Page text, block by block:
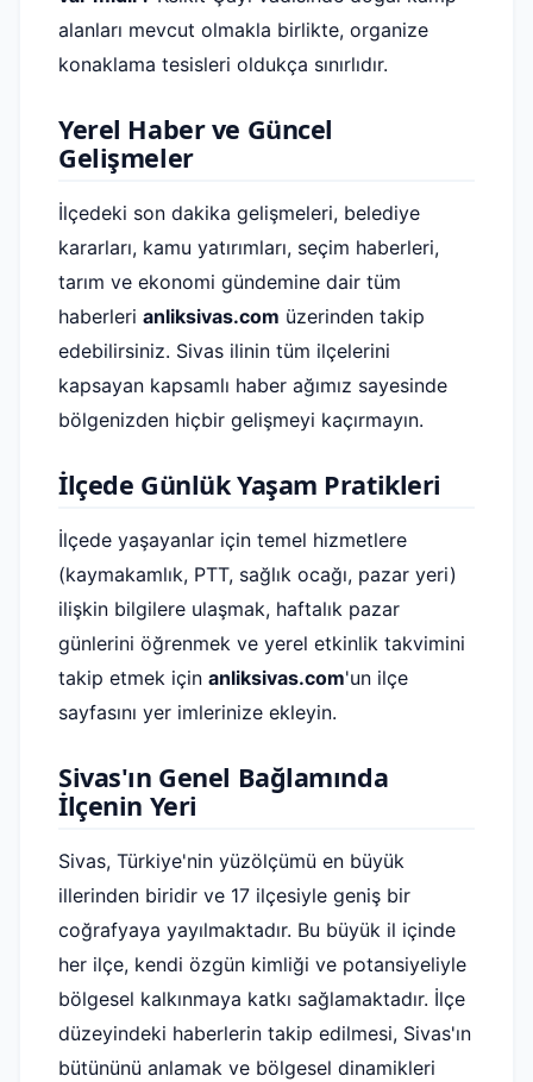
alanları mevcut olmakla birlikte, organize
konaklama tesisleri oldukça sınırlıdır.
Yerel Haber ve Güncel
Gelişmeler
İlçedeki son dakika gelişmeleri, belediye
kararları, kamu yatırımları, seçim haberleri,
tarım ve ekonomi gündemine dair tüm
haberleri anliksivas.com üzerinden takip
edebilirsiniz. Sivas ilinin tüm ilçelerini
kapsayan kapsamlı haber ağımız sayesinde
bölgenizden hiçbir gelişmeyi kaçırmayın.
İlçede Günlük Yaşam Pratikleri
İlçede yaşayanlar için temel hizmetlere
(kaymakamlık, PTT, sağlık ocağı, pazar yeri)
ilişkin bilgilere ulaşmak, haftalık pazar
günlerini öğrenmek ve yerel etkinlik takvimini
takip etmek için anliksivas.com'un ilçe
sayfasını yer imlerinize ekleyin.
Sivas'ın Genel Bağlamında
İlçenin Yeri
Sivas, Türkiye'nin yüzölçümü en büyük
illerinden biridir ve 17 ilçesiyle geniş bir
coğrafyaya yayılmaktadır. Bu büyük il içinde
her ilçe, kendi özgün kimliği ve potansiyeliyle
bölgesel kalkınmaya katkı sağlamaktadır. İlçe
düzeyindeki haberlerin takip edilmesi, Sivas'ın
bütününü anlamak ve bölgesel dinamikleri